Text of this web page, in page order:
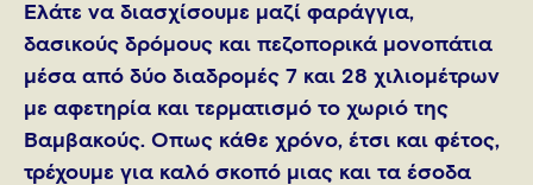
Ελάτε να διασχίσουμε μαζί φαράγγια,
δασικούς δρόμους και πεζοπορικά μονοπάτια
μέσα από δύο διαδρομές 7 και 28 χιλιομέτρων
με αφετηρία και τερματισμό το χωριό της
Βαμβακούς. Όπως κάθε χρόνο, έτσι και φέτος,
τρέχουμε για καλό σκοπό μιας και τα έσοδα